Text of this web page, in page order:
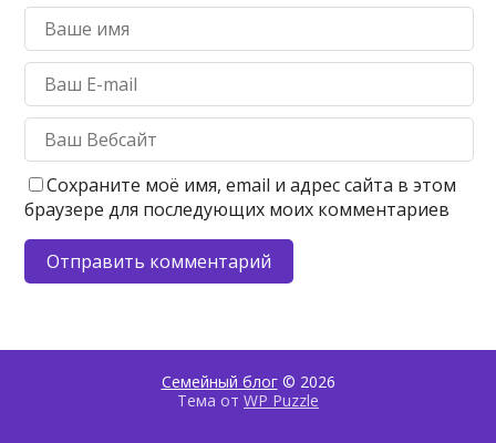
Сохраните моё имя, email и адрес сайта в этом
браузере для последующих моих комментариев
Семейный блог© 2026
Тема от WP Puzzle